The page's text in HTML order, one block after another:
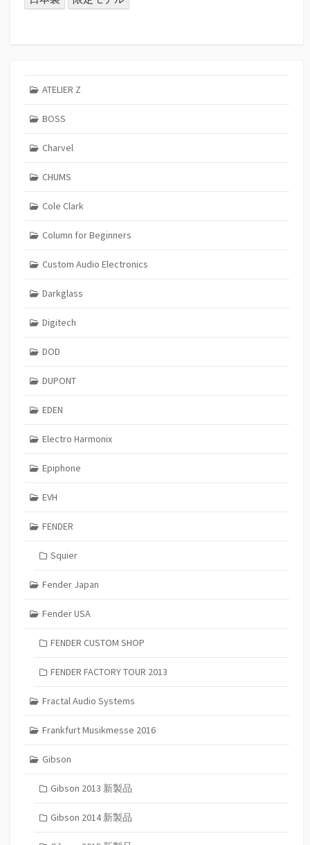
ATELIER Z
BOSS
Charvel
CHUMS
Cole Clark
Column for Beginners
Custom Audio Electronics
Darkglass
Digitech
DOD
DUPONT
EDEN
Electro Harmonix
Epiphone
EVH
FENDER
Squier
Fender Japan
Fender USA
FENDER CUSTOM SHOP
FENDER FACTORY TOUR 2013
Fractal Audio Systems
Frankfurt Musikmesse 2016
Gibson
Gibson 2013 新製品
Gibson 2014 新製品